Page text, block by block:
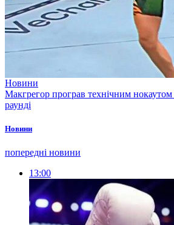
Новини
Макгрегор програв технічним
раунді
Новини
попередні новини
13:00